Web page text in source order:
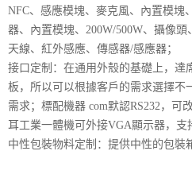
NFC、感應模塊、麥克風、內置模塊
器、內置模塊、200W/500W、攝像
天線、紅外感應、傳感器/感應器；
接口定制：在通用外殼的基礎上，達
板，所以可以根據客戶的需求選擇不
需求；標配機器 com默認RS232，可
耳工業一體機可外接VGA顯示器，
中性包裝物料定制：提供中性的包裝